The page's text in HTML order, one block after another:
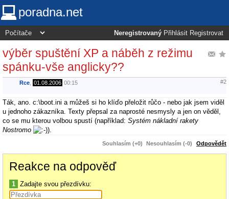
poradna.net
Neregistrovaný Přihlásit Registrovat
výběr spuštění XP a náběh z režimu
spánku-vše anglicky??
Rce 01.08.2006 00:15 #2
Ták, ano. c:\boot.ini a můžeš si ho klíďo přeložit růčo - nebo jak jsem viděl
u jednoho zákazníka. Texty přepsal za naprosté nesmysly a jen on věděl,
co se mu kterou volbou spustí (například: Systém nákladní rakety
Nostromo
).
Souhlasím (+0) Nesouhlasím (-0) Odpovědět
Reakce na odpověď
1 Zadajte svou přezdívku: